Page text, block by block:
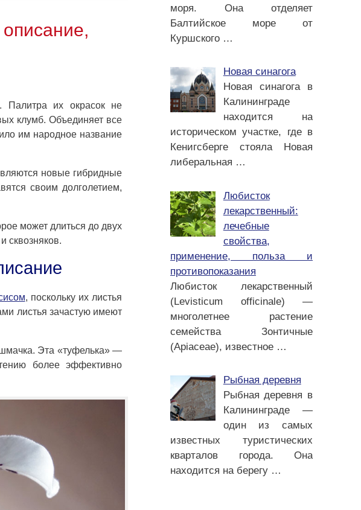
Палитра их окрасок не
клумб. Объединяет все
им народное название
новые гибридные
своим долголетием,
может длиться до двух
сквозняков.
, поскольку их листья
листья зачастую имеют
Эта «туфелька» —
более эффективно
моря. Она отделяет
Балтийское море от
Куршского …
Новая синагога
Новая синагога в
Калининграде
находится на
историческом участке, где в
Кенигсберге стояла Новая
либеральная …
Любисток
лекарственный:
лечебные
свойства,
применение, польза и
противопоказания
Любисток лекарственный
(Levisticum officinale) —
многолетнее растение
семейства Зонтичные
(Apiaceae), известное …
Рыбная деревня
Рыбная деревня в
Калининграде —
один из самых
известных туристических
кварталов города. Она
находится на берегу …